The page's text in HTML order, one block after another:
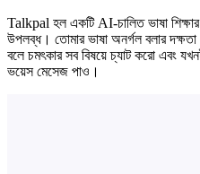
Talkpal হল একটি AI-চালিত ভাষা শিক্ষার
উপলব্ধ। তোমার ভাষা অনর্গল বলার
বলে চমৎকার সব বিষয়ে চ্যাট করো এবং
ভয়েস মেসেজ পাও।